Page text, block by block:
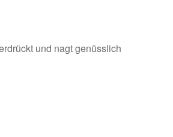
und nagt genüsslich